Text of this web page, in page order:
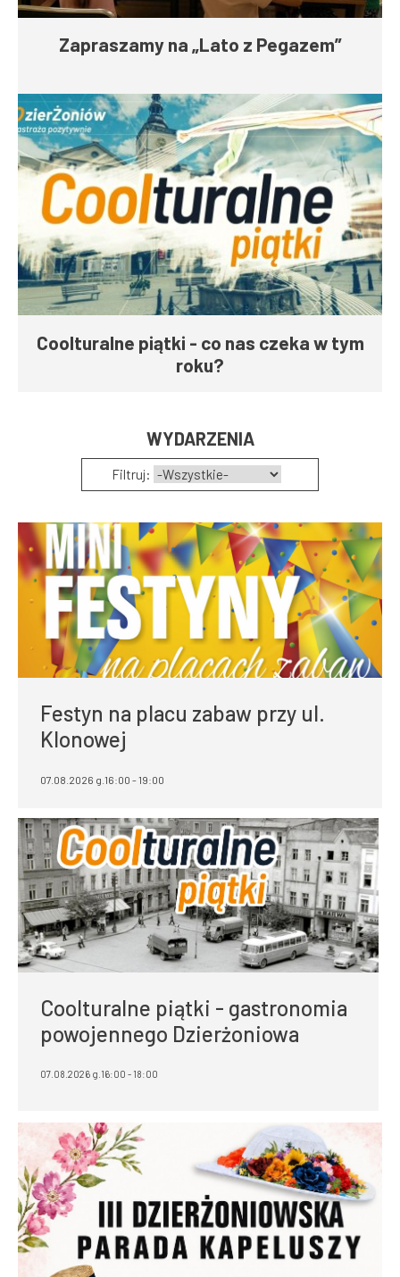
Zapraszamy na „Lato z Pegazem”
Coolturalne piątki - co nas czeka w tym
roku?
WYDARZENIA
Filtruj:
Festyn na placu zabaw przy ul.
Klonowej
07.08.2026 g.16:00 - 19:00
Coolturalne piątki - gastronomia
powojennego Dzierżoniowa
07.08.2026 g.16:00 - 18:00